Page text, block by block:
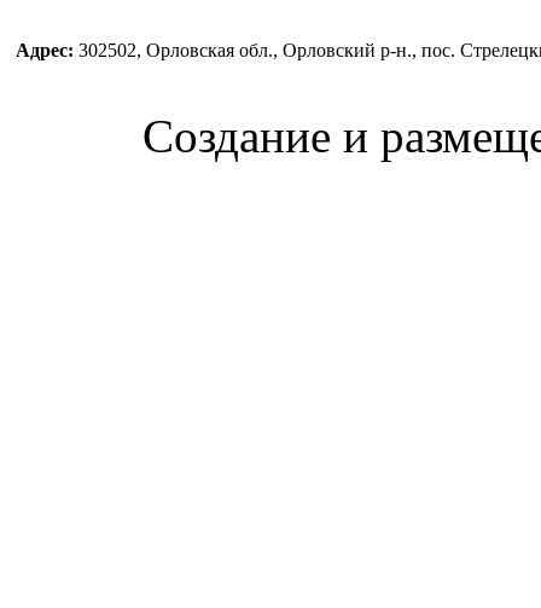
Адрес: 302502, Орловская обл., Орловский р-н., пос.
Создание и